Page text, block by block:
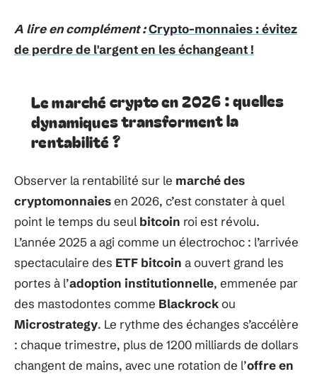
A lire en complément :Crypto-monnaies : évitez
de perdre de l'argent en les échangeant !
Le marché crypto en 2026 : quelles
dynamiques transforment la
rentabilité ?
Observer la rentabilité sur le marché des
cryptomonnaiesen 2026, c’est constater à quel
point le temps du seul bitcoin roi est révolu.
L’année 2025 a agi comme un électrochoc : l’arrivée
spectaculaire des ETF bitcoin a ouvert grand les
portes à l’adoption institutionnelle, emmenée par
des mastodontes comme Blackrockou
Microstrategy. Le rythme des échanges s’accélère
: chaque trimestre, plus de 1200 milliards de dollars
changent de mains, avec une rotation de l’offre en